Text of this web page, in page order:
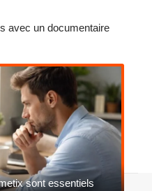
avec un documentaire
sont essentiels